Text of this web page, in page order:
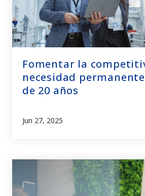
Fomentar la
necesidad
de 20 años
Jun 27, 2025